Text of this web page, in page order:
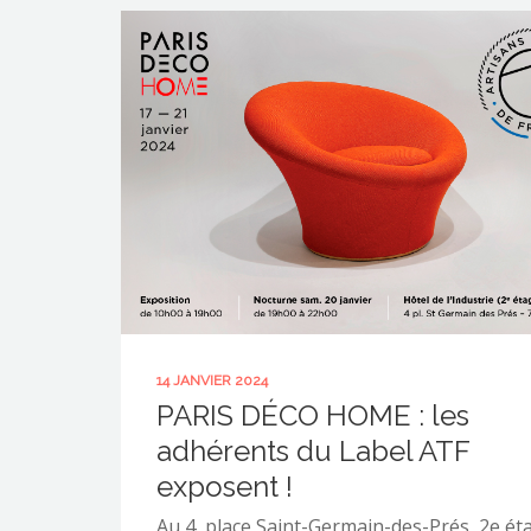
14 JANVIER 2024
PARIS DÉCO HOME : les
adhérents du Label ATF
exposent !
Au 4, place Saint-Germain-des-Prés, 2e